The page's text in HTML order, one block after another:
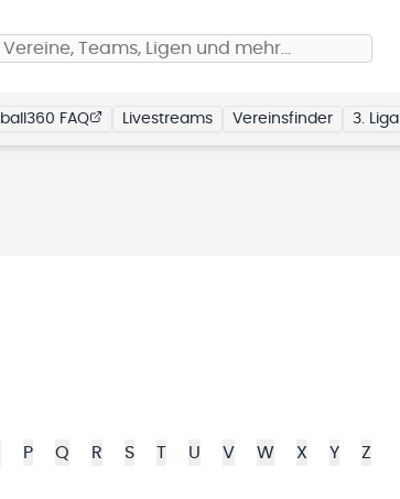
Vereine, Teams, Ligen und mehr…
FAQ Livestreams Vereinsfinder 3. Liga
P Q R S T U V W X Y Z